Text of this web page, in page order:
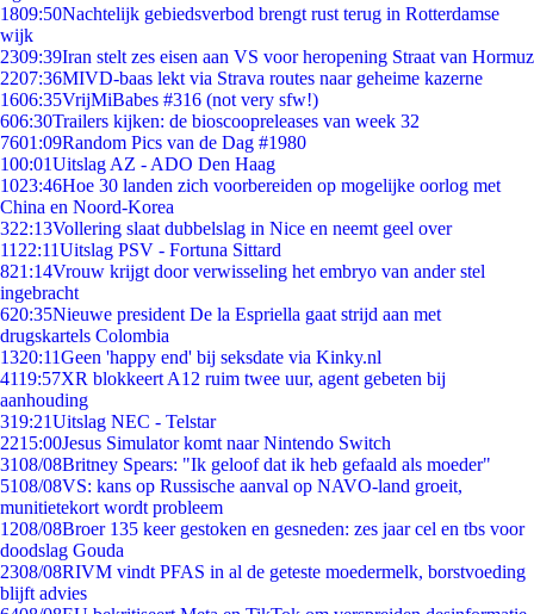
1809:50Nachtelijk gebiedsverbod brengt rust terug in Rotterdamse
wijk
2309:39Iran stelt zes eisen aan VS voor heropening Straat van Hormuz
2207:36MIVD-baas lekt via Strava routes naar geheime kazerne
1606:35VrijMiBabes #316 (not very sfw!)
606:30Trailers kijken: de bioscoopreleases van week 32
7601:09Random Pics van de Dag #1980
100:01Uitslag AZ - ADO Den Haag
1023:46Hoe 30 landen zich voorbereiden op mogelijke oorlog met
China en Noord-Korea
322:13Vollering slaat dubbelslag in Nice en neemt geel over
11 22:11Uitslag PSV - Fortuna Sittard
821:14Vrouw krijgt door verwisseling het embryo van ander stel
ingebracht
620:35Nieuwe president De la Espriella gaat strijd aan met
drugskartels Colombia
1320:11Geen 'happy end' bij seksdate via Kinky.nl
4119:57XR blokkeert A12 ruim twee uur, agent gebeten bij
aanhouding
319:21Uitslag NEC - Telstar
2215:00Jesus Simulator komt naar Nintendo Switch
3108/08Britney Spears: "Ik geloof dat ik heb gefaald als moeder"
5108/08VS: kans op Russische aanval op NAVO-land groeit,
munitietekort wordt probleem
1208/08Broer 135 keer gestoken en gesneden: zes jaar cel en tbs voor
doodslag Gouda
2308/08RIVM vindt PFAS in al de geteste moedermelk, borstvoeding
blijft advies